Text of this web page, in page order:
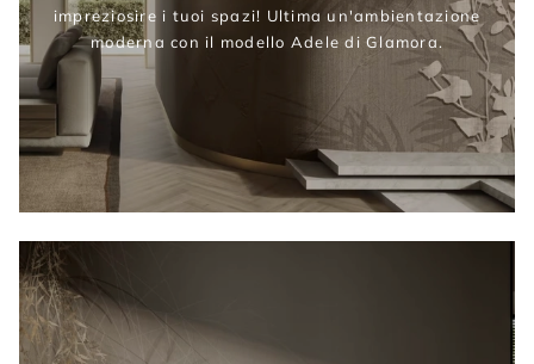
impreziosire i tuoi spazi! Ultima un'ambientazione
moderna con il modello Adele di Glamora.